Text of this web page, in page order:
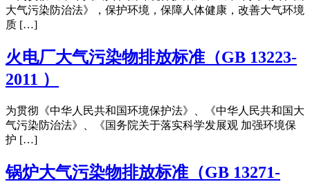
大气污染防治法》，保护环境，保障人体健康，改善大气环境
质 […]
火电厂大气污染物排放标准（GB 13223-
2011 ）
为贯彻《中华人民共和国环境保护法》、《中华人民共和国大
气污染防治法》、《国务院关于落实科学发展观 加强环境保
护 […]
锅炉大气污染物排放标准（GB 13271-